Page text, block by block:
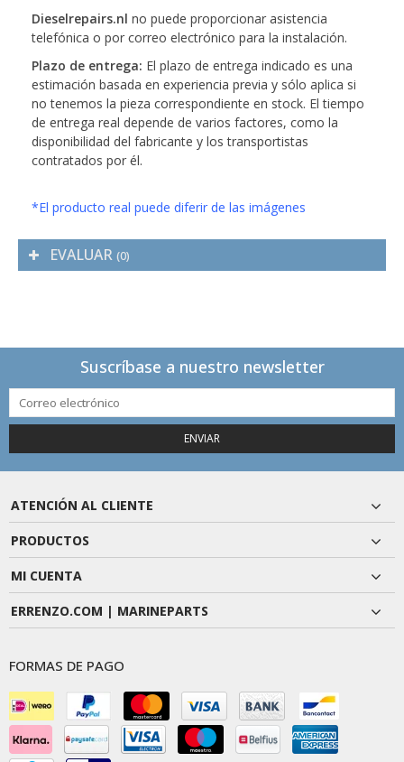
Dieselrepairs.nl no puede proporcionar asistencia
telefónica o por correo electrónico para la instalación.
Plazo de entrega: El plazo de entrega indicado es una
estimación basada en experiencia previa y sólo aplica si
no tenemos la pieza correspondiente en stock. El tiempo
de entrega real depende de varios factores, como la
disponibilidad del fabricante y los transportistas
contratados por él.
*El producto real puede diferir de las imágenes
EVALUAR (0)
Suscríbase a nuestro newsletter
ENVIAR
ATENCIÓN AL CLIENTE
PRODUCTOS
MI CUENTA
ERRENZO.COM | MARINEPARTS
FORMAS DE PAGO